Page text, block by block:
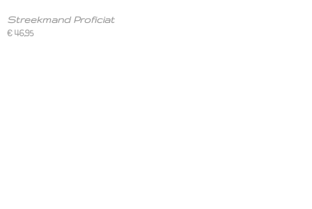
Streekmand Proficiat
€ 46,95